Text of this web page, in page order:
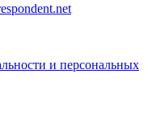
и персональных